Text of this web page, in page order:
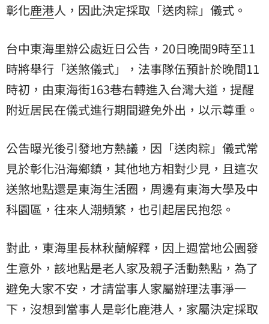
彰化鹿港人，因此決定採取「送肉粽」儀式。
台中東海里辦公處近日公告，20日晚間9時至11
時將舉行「送煞儀式」，法事隊伍預計於晚間11
時初，由東海街163巷右轉進入台灣大道，提醒
附近居民在儀式進行期間避免外出，以示尊重。
公告曝光後引發地方熱議，因「送肉粽」儀式常
見於彰化沿海鄉鎮，其他地方相對少見，且這次
送煞地點還是東海生活圈，周邊有東海大學及中
科園區，往來人潮頻繁，也引起居民抱怨。
對此，東海里長林秋蘭解釋，因上週當地公園發
生意外，該地點是老人家及親子活動熱點，為了
避免大家不安，才請當事人家屬辦理法事淨一
下，沒想到當事人是彰化鹿港人，家屬決定採取